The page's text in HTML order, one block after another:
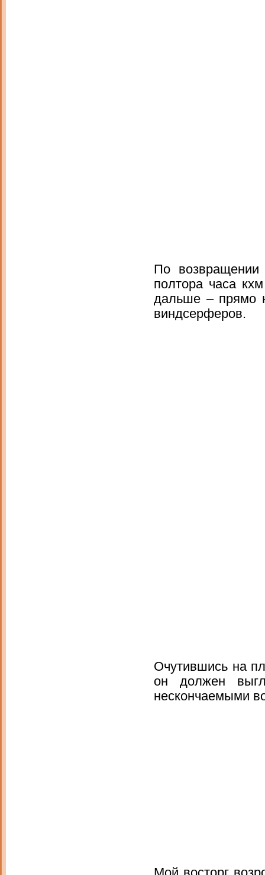
По
полтора часа
дальше – прямо
виндсерферов.
Очутившись на
он должен
нескончаемыми